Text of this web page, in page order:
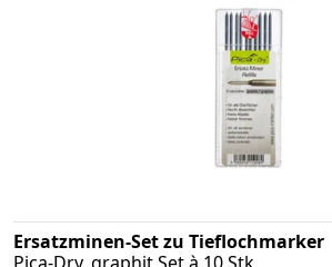
Ersatzminen-Set zu Tieflochmarker